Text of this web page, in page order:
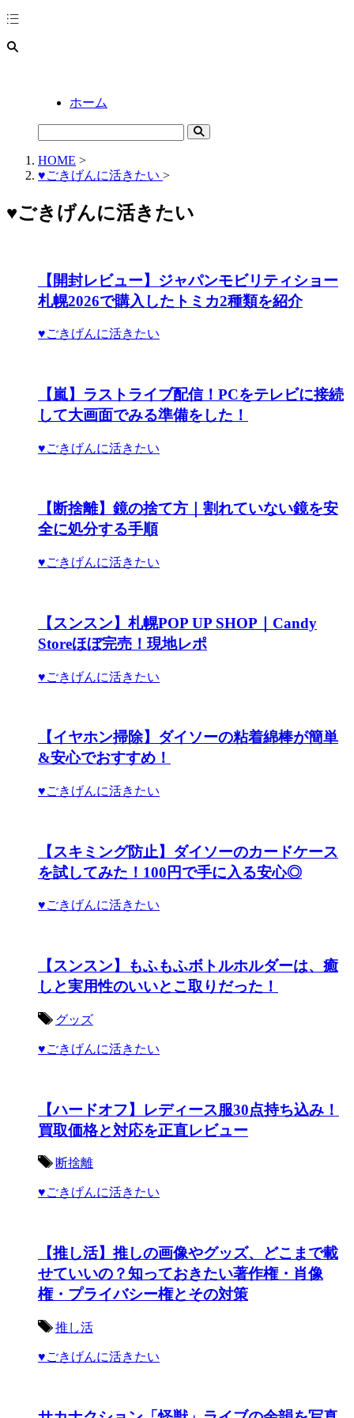
ホーム
HOME >
♥ごきげんに活きたい >
♥ごきげんに活きたい
【開封レビュー】ジャパンモビリティショー
札幌2026で購入したトミカ2種類を紹介
♥ごきげんに活きたい
【嵐】ラストライブ配信！PCをテレビに接続
して大画面でみる準備をした！
♥ごきげんに活きたい
【断捨離】鏡の捨て方｜割れていない鏡を安
全に処分する手順
♥ごきげんに活きたい
【スンスン】札幌POP UP SHOP｜Candy
Storeほぼ完売！現地レポ
♥ごきげんに活きたい
【イヤホン掃除】ダイソーの粘着綿棒が簡単
&安心でおすすめ！
♥ごきげんに活きたい
【スキミング防止】ダイソーのカードケース
を試してみた！100円で手に入る安心◎
♥ごきげんに活きたい
【スンスン】もふもふボトルホルダーは、癒
しと実用性のいいとこ取りだった！
グッズ
♥ごきげんに活きたい
【ハードオフ】レディース服30点持ち込み！
買取価格と対応を正直レビュー
断捨離
♥ごきげんに活きたい
【推し活】推しの画像やグッズ、どこまで載
せていいの？知っておきたい著作権・肖像
権・プライバシー権とその対策
推し活
♥ごきげんに活きたい